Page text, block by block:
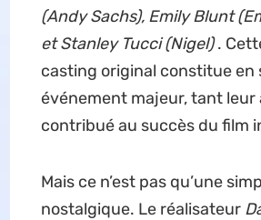
(Andy Sachs), Emily Blunt
et Stanley Tucci (Nigel).
casting original constitue en
événement majeur, tant leur
contribué au succès du film
Mais ce n’est pas qu’une
nostalgique. Le réalisateur